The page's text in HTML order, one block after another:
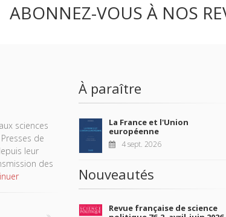
ABONNEZ-VOUS À NOS
sciences
de
leur
des
À paraître
La France et l'Union
européenne
4 sept. 2026
Nouveautés
Revue française de science